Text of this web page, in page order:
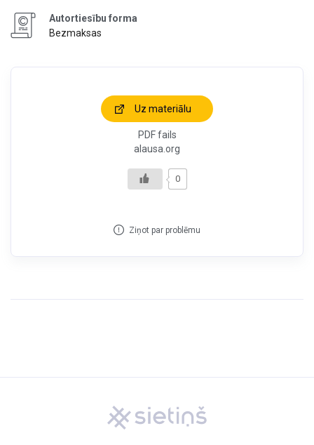
Autortiesību forma
Bezmaksas
Uz materiālu
PDF fails
alausa.org
0
Ziņot par problēmu